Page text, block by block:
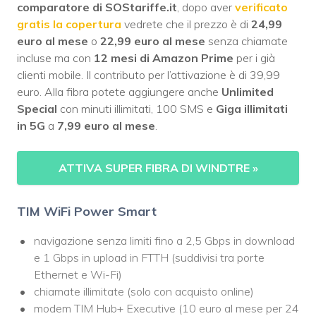
comparatore di SOStariffe.it , dopo aver verificato
gratis la copertura vedrete che il prezzo è di 24,99
euro al mese o 22,99 euro al mese senza chiamate
incluse ma con 12 mesi di Amazon Prime per i già
clienti mobile. Il contributo per l’attivazione è di 39,99
euro. Alla fibra potete aggiungere anche Unlimited
Special con minuti illimitati, 100 SMS e Giga illimitati
in 5G a 7,99 euro al mese
ATTIVA SUPER FIBRA DI WINDTRE »
TIM WiFi Power Smart
navigazione senza limiti fino a 2,5 Gbps in download
e 1 Gbps in upload in FTTH (suddivisi tra porte
Ethernet e Wi-Fi)
chiamate illimitate (solo con acquisto online)
modem TIM Hub+ Executive (10 euro al mese per 24